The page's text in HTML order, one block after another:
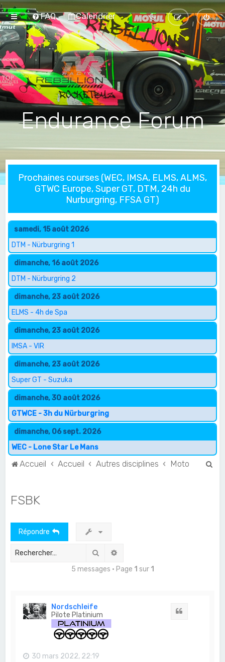
FAQ Calendrier
Endurance Forum
Prochaines courses (WEC, IMSA, ELMS, ALMS,
GTWC Europe, Super GT, DTM, 24h du
Nurburgring, FFSA GT)
samedi, 15 août 2026
DTM - Nürburgring 1
dimanche, 16 août 2026
DTM - Nürburgring 2
dimanche, 23 août 2026
ELMS - 4h de Spa
dimanche, 23 août 2026
IMSA - VIR
dimanche, 23 août 2026
Super GT - Suzuka
dimanche, 30 août 2026
GTWCE - 3h du Nürburgring
dimanche, 06 sept. 2026
WEC - Lone Star Le Mans
Accueil Accueil Autres disciplines Moto
FSBK
Répondre
Rechercher
5 messages • Page 1 sur 1
Nordschleife
Pilote Platinium
30 mars 2022, 22:19